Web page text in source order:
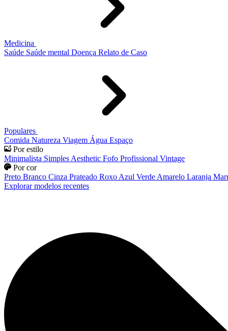
Medicina
Saúde Saúde mental Doença Relato de Caso
Populares
Comida Natureza Viagem Água Espaço
Por estilo
Minimalista Simples Aesthetic Fofo Profissional Vintage
Por cor
Preto Branco Cinza Prateado Roxo Azul Verde Amarelo Laranja
Explorar modelos recentes